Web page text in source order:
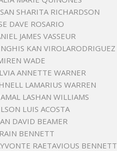
SHARITA RICHARDSON
DAVE ROSARIO
JAMES VASSEUR
KAN VIROLARODRIGUEZ
WADE
ANNETTE WARNER
LAMARIUS WARREN
LASHAN WILLIAMS
LUIS ACOSTA
DAVID BEAMER
BENNETT
RAETAVIOUS BENNETT